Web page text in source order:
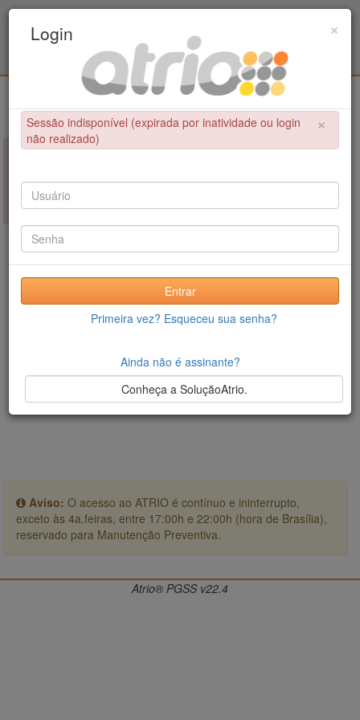
Educação Física / UPE - UFPB
×
NÃO FOI POSSÍVEL CONCLUIR A OPERAÇÃO
Sessão indisponível (expirada por inatividade ou login não
realizado)
Aviso: O acesso ao ATRIO é contínuo e ininterrupto,
exceto às 4a.feiras, entre 17:00h e 22:00h (hora de Brasília),
reservado para Manutenção Preventiva.
×
Login
×
Sessão indisponível (expirada por inatividade ou login
não realizado)
Entrar
Primeira vez? Esqueceu sua senha?
Ainda não é assinante?
Conheça a SoluçãoAtrio.
Atrio® PGSS v22.4